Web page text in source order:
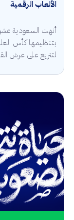
الألعاب الرقمية
أنهت السعودية
بتنظيمها كأس
لتتربع على عرش